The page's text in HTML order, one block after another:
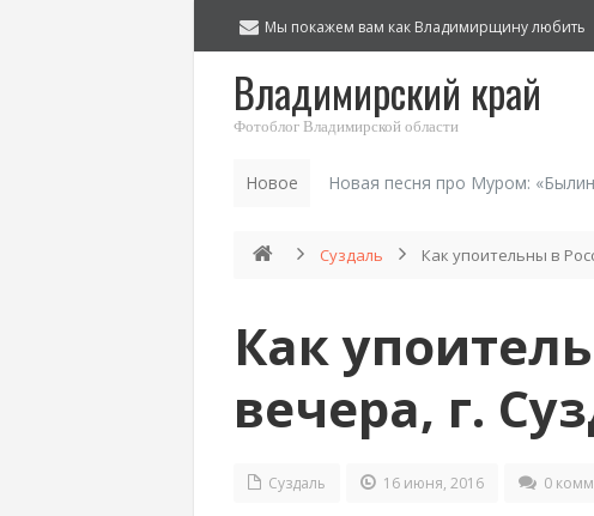
Мы покажем вам как Владимирщину любить
Владимирский край
Фотоблог Владимирской области
Новое Новая песня про Муром:
Суздаль Как упоительны в
Как
вечера, г.
Суздаль 16 июня, 2016 0